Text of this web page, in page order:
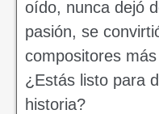
oído, nunca dejó
pasión, se
compositores
¿Estás listo para
historia?